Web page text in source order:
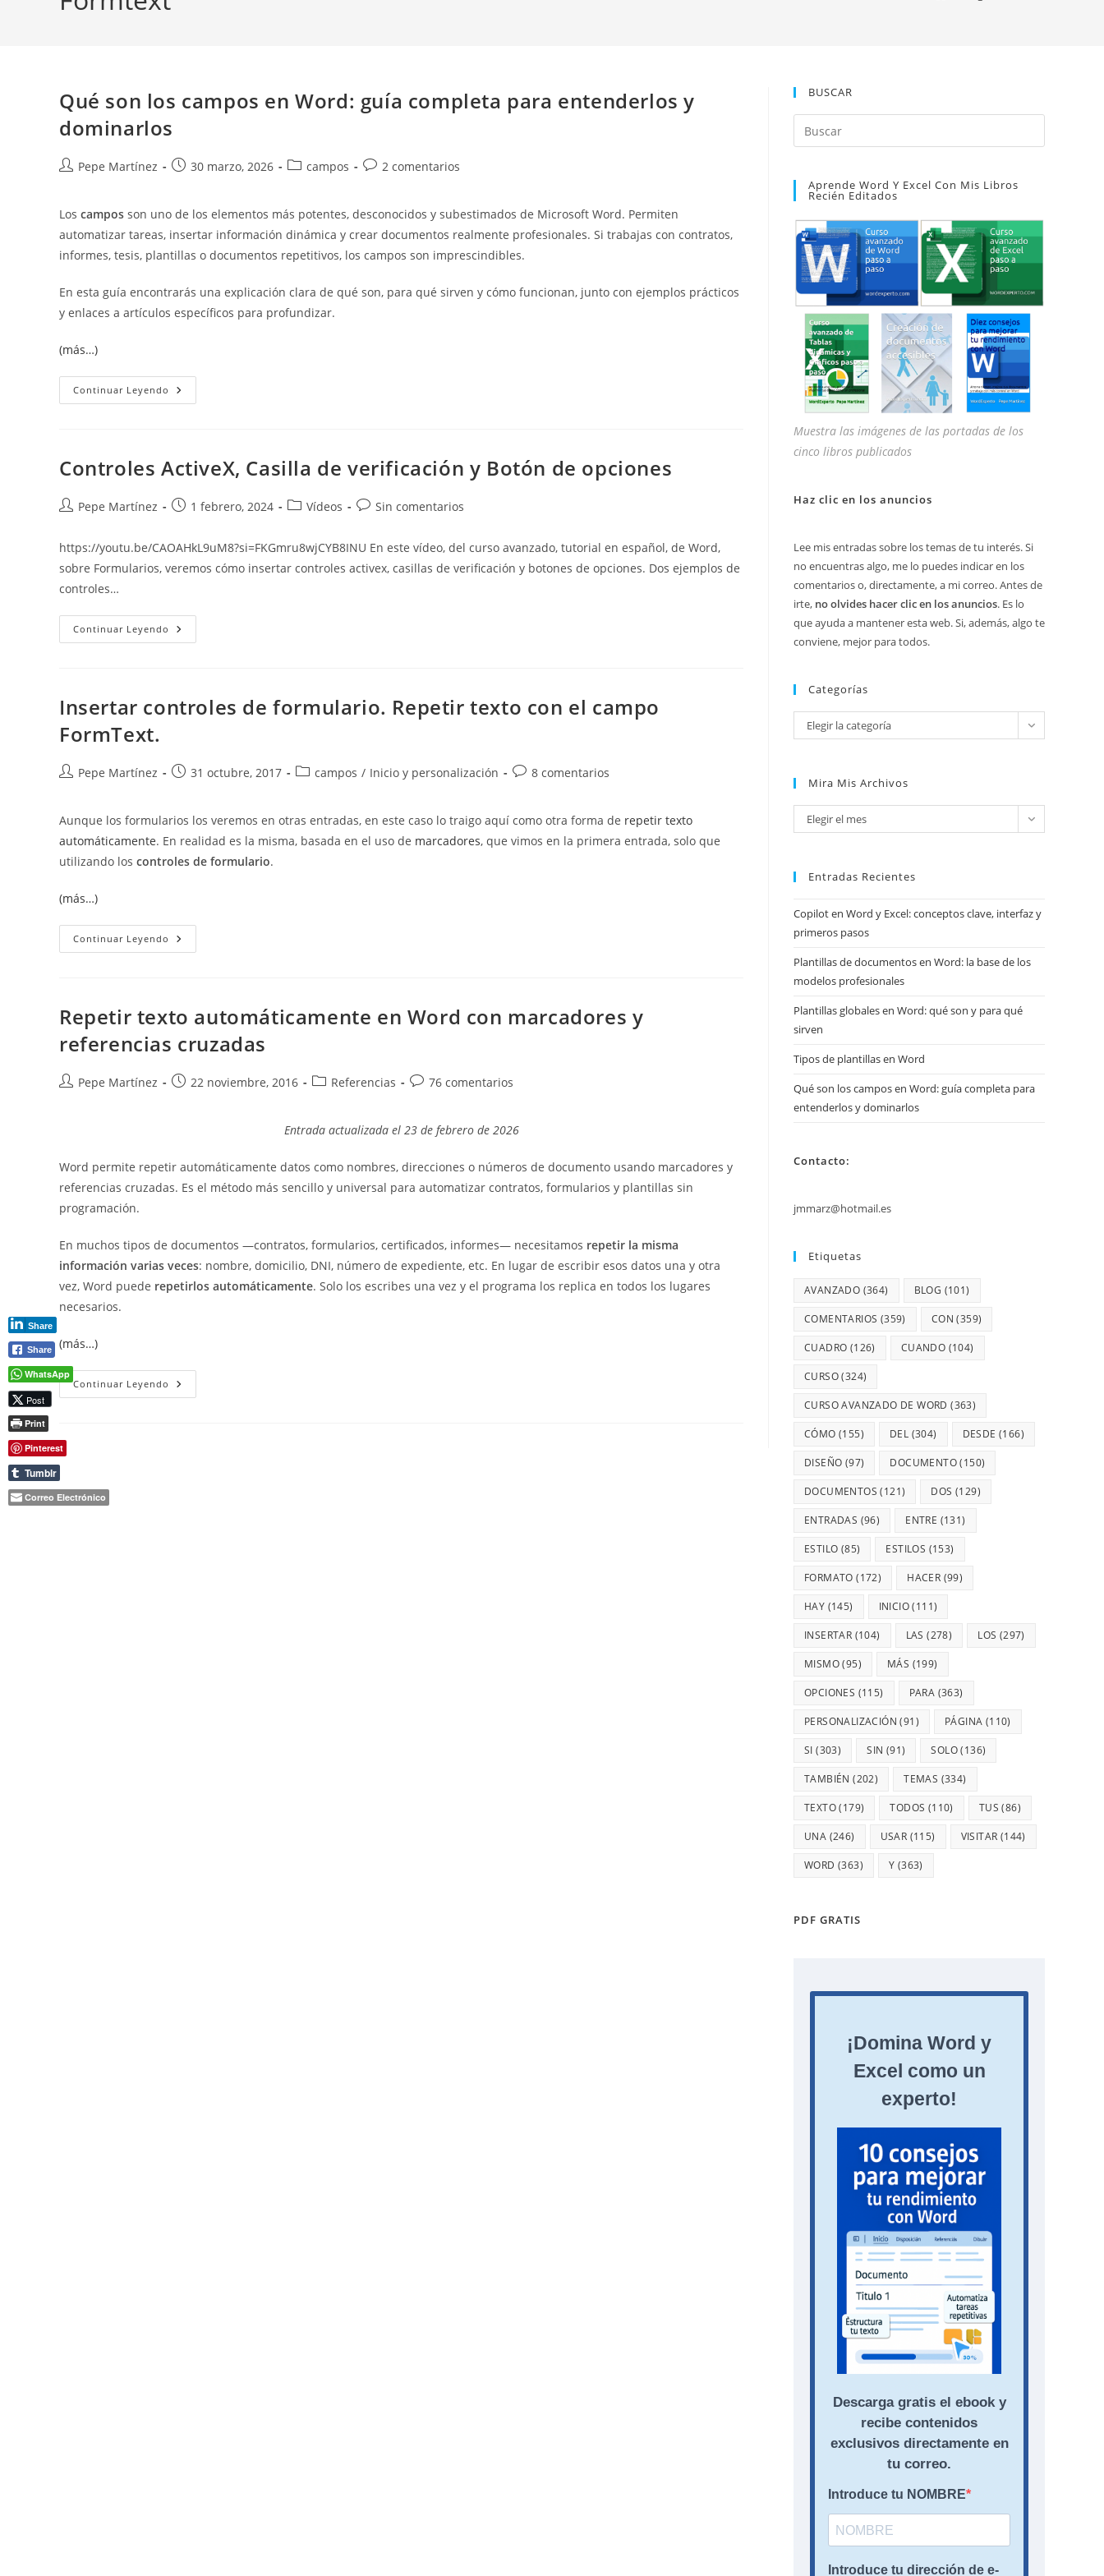
Qué son los campos en Word: guía completa para entenderlos y
dominarlos
Autor
entrada:
Pepe Martínez
Publicación
entrada:
30 marzo, 2026
Categoría
entrada:
campos
Comentarios
entrada:
2 comentarios
Los campos son uno de los elementos más potentes, desconocidos y subestimados de Microsoft Word. Permiten
automatizar tareas, insertar información dinámica y crear documentos realmente profesionales. Si trabajas con contratos,
informes, tesis, plantillas o documentos repetitivos, los campos son imprescindibles.
En esta guía encontrarás una explicación clara de qué son, para qué sirven y cómo funcionan, junto con ejemplos prácticos
y enlaces a artículos específicos para profundizar.
(más…)
Continuar Leyendo Qué
Son
Guía
Completa
Y
Dominarlos
Controles ActiveX, Casilla de verificación y Botón de opciones
Autor
la
entrada:
Pepe Martínez
Publicación
la
entrada:
1 febrero, 2024
Categoría
entrada:
Vídeos
Comentarios
la
entrada:
Sin comentarios
https://youtu.be/CAOAHkL9uM8?si=FKGmru8wjCYB8INU En este vídeo, del curso avanzado, tutorial en español, de Word,
sobre Formularios, veremos cómo insertar controles activex, casillas de verificación y botones de opciones. Dos ejemplos de
controles…
Continuar Leyendo Controles
ActiveX,
Botón
De
Insertar controles de formulario. Repetir texto con el campo
FormText.
Autor
entrada:
Pepe Martínez
Publicación
entrada:
31 octubre, 2017
Categoría
entrada:
campos / Inicio y personalización
Comentarios
entrada:
8 comentarios
Aunque los formularios los veremos en otras entradas, en este caso lo traigo aquí como otra forma de repetir texto
automáticamente. En realidad es la misma, basada en el uso de marcadores, que vimos en la primera entrada, solo que
utilizando los controles de formulario.
(más…)
Continuar Leyendo Insertar
Controles
Con
El
FormText.
Repetir texto automáticamente en Word con marcadores y
referencias cruzadas
AutorPepe Martínez
Publicación
22 noviembre, 2016
Categoría
entrada:
Referencias
Comentarios
entrada:
76 comentarios
Entrada actualizada el 23 de febrero de 2026
Word permite repetir automáticamente datos como nombres, direcciones o números de documento usando marcadores y
referencias cruzadas. Es el método más sencillo y universal para automatizar contratos, formularios y plantillas sin
programación.
En muchos tipos de documentos —contratos, formularios, certificados, informes— necesitamos repetir la misma
información varias veces: nombre, domicilio, DNI, número de expediente, etc. En lugar de escribir esos datos una y otra
vez, Word puede repetirlos automáticamente. Solo los escribes una vez y el programa los replica en todos los lugares
necesarios.
(más…)
Continuar Leyendo Repetir
Texto
BUSCAR
Escape
Aprende Word Y Excel Con Mis Libros
Recién Editados
Muestra las imágenes de las portadas de los
cinco libros publicados
Haz clic en los anuncios
Lee mis entradas sobre los temas de tu interés. Si
no encuentras algo, me lo puedes indicar en los
comentarios o, directamente, a mi correo. Antes de
irte, no olvides hacer clic en los anuncios. Es lo
que ayuda a mantener esta web. Si, además, algo te
conviene, mejor para todos.
Categorías
Categorías
Elegir la categoría
Mira Mis Archivos
Mira
mis
Elegir el mes
Entradas Recientes
Copilot en Word y Excel: conceptos clave, interfaz y
primeros pasos
Plantillas de documentos en Word: la base de los
modelos profesionales
Plantillas globales en Word: qué son y para qué
sirven
Tipos de plantillas en Word
Qué son los campos en Word: guía completa para
entenderlos y dominarlos
Contacto:
jmmarz@hotmail.es
Etiquetas
AVANZADO (364) BLOG (101)
COMENTARIOS (359) CON (359)
CUADRO (126) CUANDO (104)
CURSO(324)
CURSO AVANZADO DE WORD (363)
CÓMO (155) DEL (304) DESDE (166)
DISEÑO (97) DOCUMENTO(150)
DOCUMENTOS (121) DOS (129)
ENTRADAS (96) ENTRE (131)
ESTILO (85) ESTILOS (153)
FORMATO (172) HACER (99)
HAY (145) INICIO(111)
INSERTAR (104) LAS (278) LOS (297)
MISMO(95) MÁS (199)
OPCIONES (115) PARA (363)
PERSONALIZACIÓN (91) PÁGINA (110)
SI (303) SIN (91) SOLO(136)
TAMBIÉN (202) TEMAS (334)
TEXTO(179) TODOS (110) TUS (86)
UNA (246) USAR (115) VISITAR (144)
WORD (363) Y (363)
PDF GRATIS
Share
Share
WhatsApp
Post
Print
Pinterest
Tumblr
Correo Electrónico